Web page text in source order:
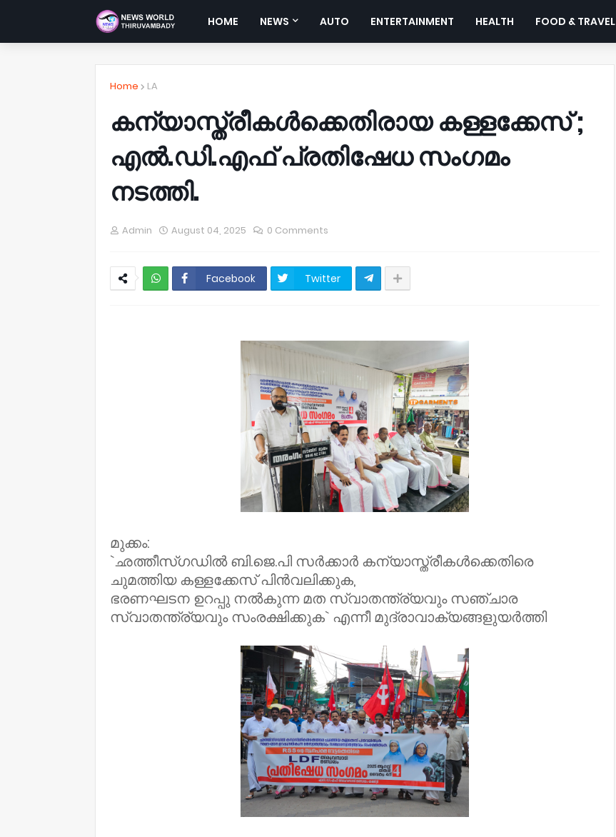
HOME NEWS AUTO ENTERTAINMENT HEALTH FOOD & TRAVEL
Home LA
കന്യാസ്ത്രീകള്‍ക്കെതിരായ കള്ളക്കേസ് ;
എല്‍.ഡി.എഫ് പ്രതിഷേധ സംഗമം
നടത്തി.
Admin August 04, 2025 0 Comments
Facebook Twitter
മുക്കം:
`ഛത്തീസ്ഗഡില്‍ ബി.ജെ.പി സര്‍ക്കാര്‍ കന്യാസ്ത്രീകള്‍ക്കെതിരെ
ചുമത്തിയ കള്ളക്കേസ് പിന്‍വലിക്കുക,
ഭരണഘടന ഉറപ്പു നല്‍കുന്ന മത സ്വാതന്ത്ര്യവും സഞ്ചാര
സ്വാതന്ത്ര്യവും സംരക്ഷിക്കുക` എന്നീ മുദ്രാവാക്യങ്ങളുയര്‍ത്തി